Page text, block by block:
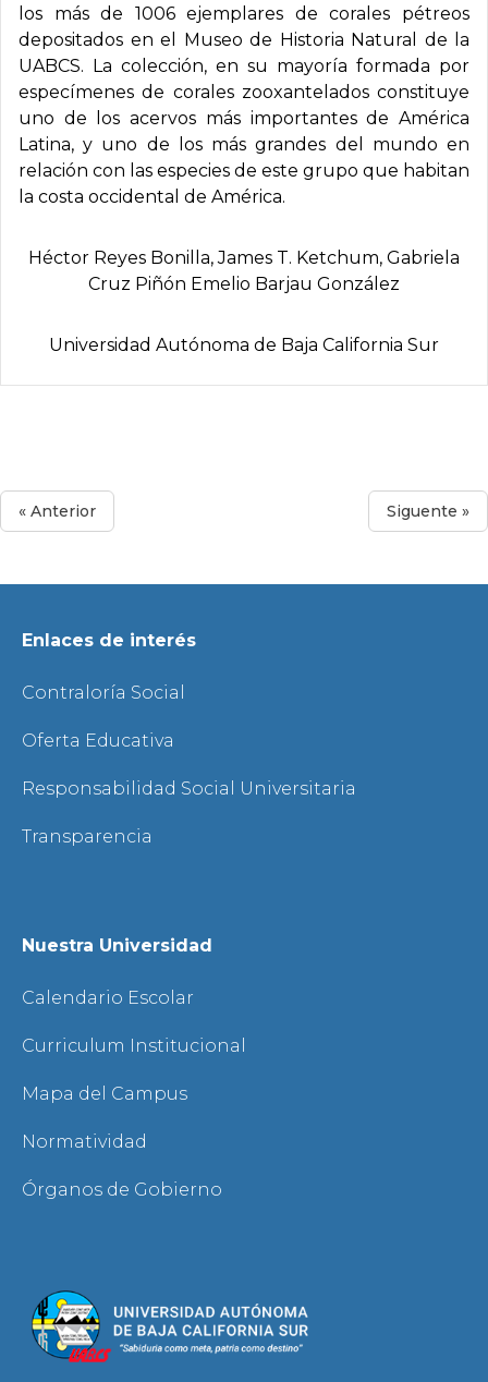
los más de 1006 ejemplares de corales pétreos
depositados en el Museo de Historia Natural de la
UABCS. La colección, en su mayoría formada por
especímenes de corales zooxantelados constituye
uno de los acervos más importantes de América
Latina, y uno de los más grandes del mundo en
relación con las especies de este grupo que habitan
la costa occidental de América.
Héctor Reyes Bonilla, James T. Ketchum, Gabriela
Cruz Piñón Emelio Barjau González
Universidad Autónoma de Baja California Sur
« Anterior Siguente »
Enlaces de interés
Contraloría Social
Oferta Educativa
Responsabilidad Social Universitaria
Transparencia
Nuestra Universidad
Calendario Escolar
Curriculum Institucional
Mapa del Campus
Normatividad
Órganos de Gobierno